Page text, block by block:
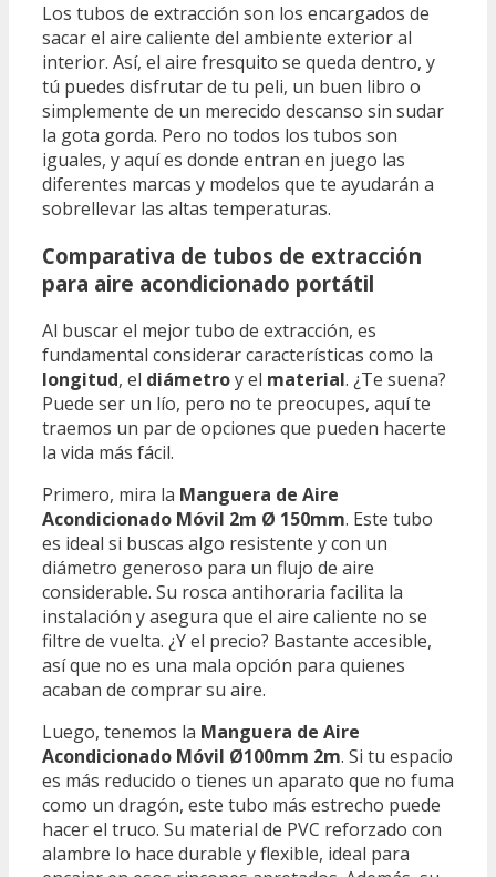
Los tubos de extracción son los encargados de
sacar el aire caliente del ambiente exterior al
interior. Así, el aire fresquito se queda dentro, y
tú puedes disfrutar de tu peli, un buen libro o
simplemente de un merecido descanso sin sudar
la gota gorda. Pero no todos los tubos son
iguales, y aquí es donde entran en juego las
diferentes marcas y modelos que te ayudarán a
sobrellevar las altas temperaturas.
Comparativa de tubos de extracción
para aire acondicionado portátil
Al buscar el mejor tubo de extracción, es
fundamental considerar características como la
longitud, el diámetroy el material. ¿Te suena?
Puede ser un lío, pero no te preocupes, aquí te
traemos un par de opciones que pueden hacerte
la vida más fácil.
Primero, mira la Manguera de Aire
Acondicionado Móvil 2m Ø 150mm. Este tubo
es ideal si buscas algo resistente y con un
diámetro generoso para un flujo de aire
considerable. Su rosca antihoraria facilita la
instalación y asegura que el aire caliente no se
filtre de vuelta. ¿Y el precio? Bastante accesible,
así que no es una mala opción para quienes
acaban de comprar su aire.
Luego, tenemos la Manguera de Aire
Acondicionado Móvil Ø100mm 2m. Si tu espacio
es más reducido o tienes un aparato que no fuma
como un dragón, este tubo más estrecho puede
hacer el truco. Su material de PVC reforzado con
alambre lo hace durable y flexible, ideal para